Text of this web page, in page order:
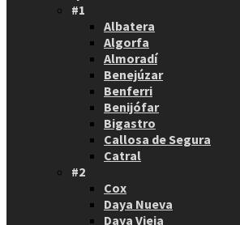
#1
Albatera
Algorfa
Almoradí
Benejúzar
Benferri
Benijófar
Bigastro
Callosa de Segura
Catral
#2
Cox
Daya Nueva
Daya Vieja